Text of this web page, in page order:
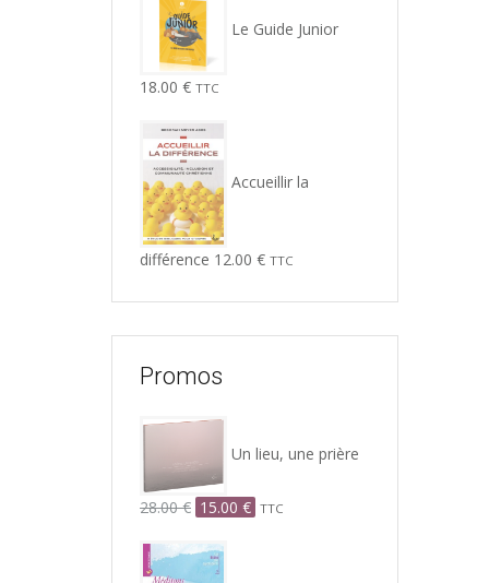
Le Guide Junior
18.00 € TTC
Accueillir la
différence 12.00 € TTC
Promos
Un lieu, une prière
28.00€ Le
initial
était :
15.00 €Le
TTC